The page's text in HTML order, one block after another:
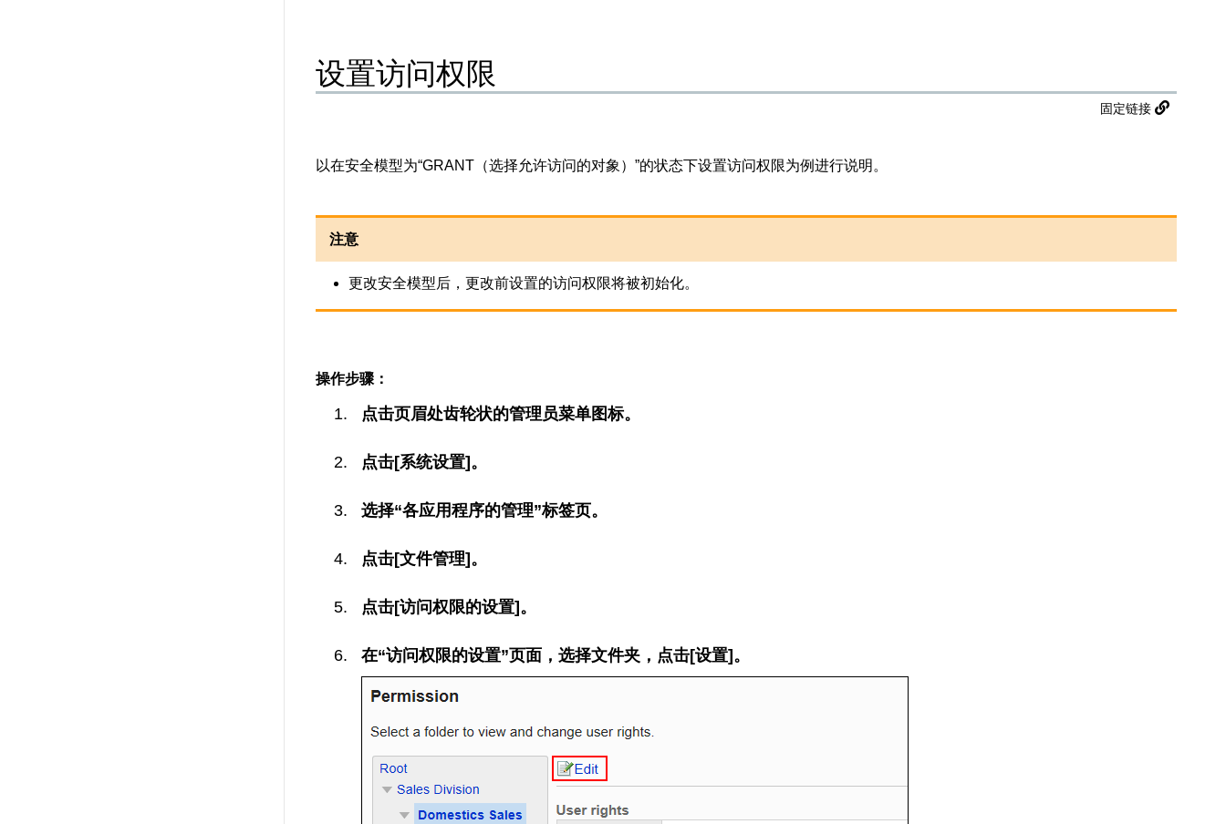
设置访问权限
固定链接
以在安全模型为“GRANT（选择允许访问的对象）”的状态下设置访问权限为例进行说明。
注意
更改安全模型后，更改前设置的访问权限将被初始化。
操作步骤：
点击页眉处齿轮状的管理员菜单图标。
点击[系统设置]。
选择“各应用程序的管理”标签页。
点击[文件管理]。
点击[访问权限的设置]。
在“访问权限的设置”页面，选择文件夹，点击[设置]。